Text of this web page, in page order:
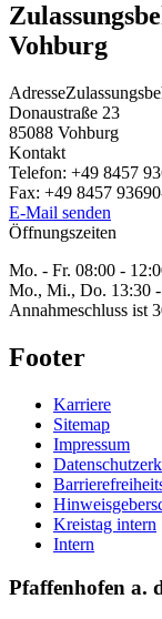
Vohburg
Adresse
Donaustraße 23
85088 Vohburg
Kontakt
Telefon: +49 8457
Fax: +49 8457
E-Mail senden
Öffnungszeiten
Mo. - Fr. 08:00 -
Mo., Mi., Do. 13:30
Annahmeschluss ist
Footer
Karriere
Sitemap
Impressum
Kreistag intern
Intern
Pfaffenhofen a.